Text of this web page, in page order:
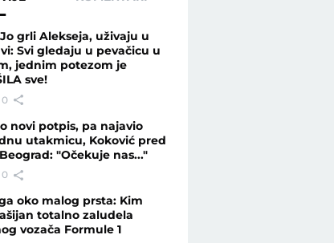
grli Alekseja, uživaju u
Svi gledaju u pevačicu u
jednim potezom je
sve!
0
novi potpis, pa najavio
utakmicu, Koković pred
"Očekuje nas..."
0
oko malog prsta: Kim
totalno zaludela
vozača Formule 1